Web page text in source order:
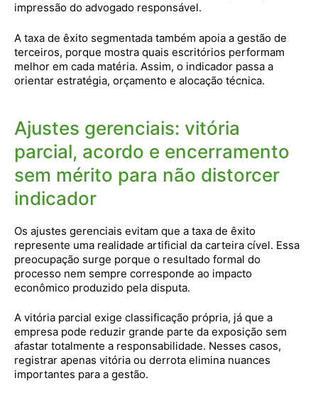
impressão do advogado responsável.
A taxa de êxito segmentada também apoia a gestão de
terceiros, porque mostra quais escritórios performam
melhor em cada matéria. Assim, o indicador passa a
orientar estratégia, orçamento e alocação técnica.
Ajustes gerenciais: vitória
parcial, acordo e encerramento
sem mérito para não distorcer
indicador
Os ajustes gerenciais evitam que a taxa de êxito
represente uma realidade artificial da carteira cível. Essa
preocupação surge porque o resultado formal do
processo nem sempre corresponde ao impacto
econômico produzido pela disputa.
A vitória parcial exige classificação própria, já que a
empresa pode reduzir grande parte da exposição sem
afastar totalmente a responsabilidade. Nesses casos,
registrar apenas vitória ou derrota elimina nuances
importantes para a gestão.